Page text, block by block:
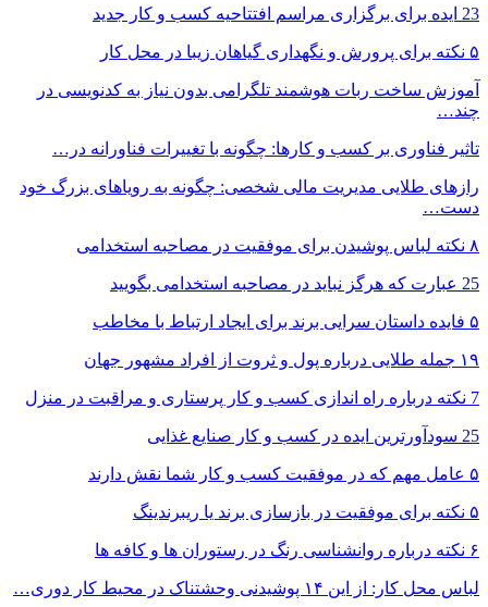
23 ایده برای برگزاری مراسم افتتاحیه کسب و کار جدید
۵ نکته برای پرورش و نگهداری گیاهان زیبا در محل کار
آموزش ساخت ربات هوشمند تلگرامی بدون نیاز به کدنویسی در
چند…
تاثیر فناوری بر کسب و کارها: چگونه با تغییرات فناورانه در…
رازهای طلایی مدیریت مالی شخصی: چگونه به رویاهای بزرگ خود
دست…
۸ نکته‌ لباس پوشیدن برای موفقیت در مصاحبه استخدامی
25 عبارت که هرگز نباید در مصاحبه استخدامی بگویید
۵ فایده داستان سرایی برند برای ایجاد ارتباط با مخاطب
۱۹ جمله طلایی درباره پول و ثروت از افراد مشهور جهان
7 نکته درباره راه اندازی کسب و کار پرستاری و مراقبت در منزل
25 سودآورترین ایده در کسب و کار صنایع غذایی
۵ عامل مهم که در موفقیت کسب و کار شما نقش دارند
۵ نکته برای موفقیت در بازسازی برند یا ریبرندینگ
۶ نکته درباره روانشناسی رنگ در رستوران ها و کافه ها
لباس محل کار: از این ۱۴ پوشیدنی وحشتناک در محیط کار دوری…